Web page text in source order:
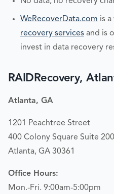
WeRecoverData.com is
recovery services and is
invest in data recovery
RAIDRecovery,
Atlanta, GA
1201 Peachtree Street
400 Colony Square Suite 200
Atlanta, GA 30361
Office Hours:
Mon.-Fri. 9:00am-5:00pm